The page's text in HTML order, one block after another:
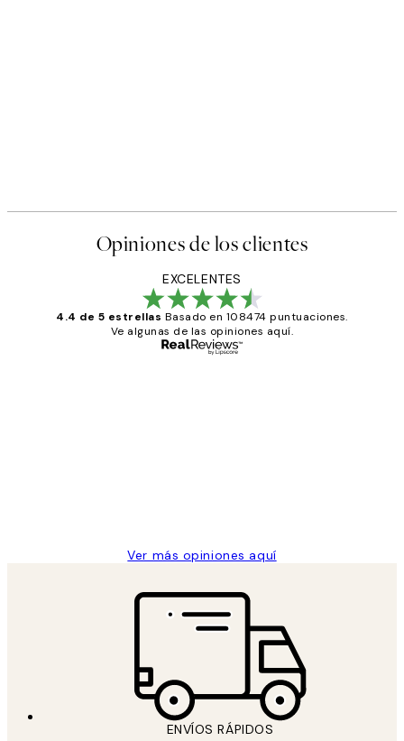
Opiniones de los clientes
EXCELENTES
4.4 de 5 estrellas Basado en 108474 puntuaciones.
Ve algunas de las opiniones aquí.
Ver más opiniones aquí
ENVÍOS RÁPIDOS